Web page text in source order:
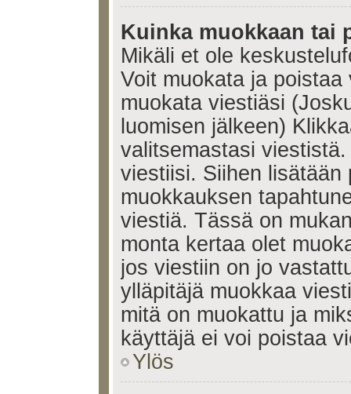
Kuinka muokkaan tai
Mikäli et ole
Voit muokata ja
muokata viestiäsi
luomisen jälkeen)
valitsemastasi
viestiisi. Siihen lisätään
muokkauksen
viestiä. Tässä on
monta kertaa olet
jos viestiin on jo
ylläpitäjä muokkaa
mitä on muokattu ja
käyttäjä ei voi poistaa
Ylös